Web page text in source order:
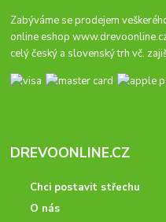
Zabýváme se prodejem
online eshop
celý český a slovenský trh vč.
DREVOONLINE.CZ
Chci postavit střechu
O nás